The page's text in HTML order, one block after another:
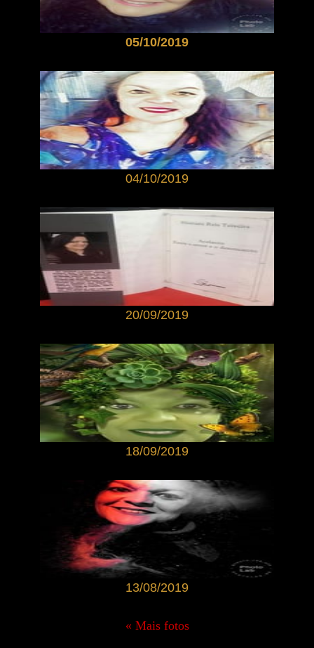
05/10/2019
04/10/2019
20/09/2019
18/09/2019
13/08/2019
« Mais fotos